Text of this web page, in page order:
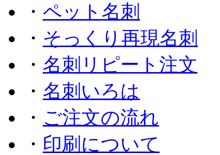
・ ペット名刺
・ そっくり再現名刺
・ 名刺リピート注文
・ 名刺いろは
・ ご注文の流れ
・ 印刷について